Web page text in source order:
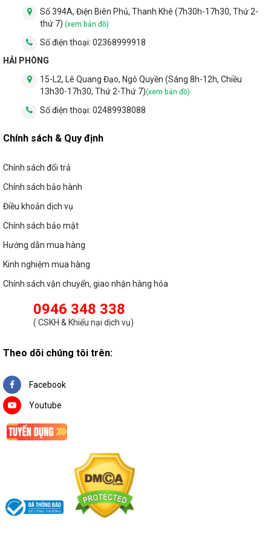
Dành cho lực lượng cứu hộ, an ninh: Dùng trong
các nhiệm vụ tìm kiếm, cứu hộ khẩn cấp.
4. Lựa chọn đèn Pin phù hợp
Khi chọn đèn pin, bạn nên cân nhắc các yếu tố như:
Mục đích sử dụng: Cá nhân, chuyên dụng hay công
việc đặc thù.
Cường độ ánh sáng (lumen)
thời gian sử dụng.
Thiết kế và độ bền
kích thước tiện lợi.
Với đa dạng mẫu mã và tính năng, đèn pin là công cụ
chiếu sáng không thể thiếu trong cuộc sống. Hãy lựa
lợi trong mọi tình huống nhé!
Số 394A, Điện Biên Phủ, Thanh Khê (7h30h-17h30, Thứ 2-
thứ 7) (xem bản đồ)
Số điện thoại: 02368999918
HẢI PHÒNG
15-L2, Lê Quang Đạo, Ngô Quyền (Sáng 8h-12h, Chiều
13h30-17h30, Thứ 2-Thứ 7)(xem bản đồ)
Số điện thoại: 02489938088
Chính sách & Quy định
Chính sách đổi trả
Chính sách bảo hành
Điều khoản dịch vụ
Chính sách bảo mật
Hướng dẫn mua hàng
Kinh nghiệm mua hàng
Chính sách vận chuyển, giao nhận hàng hóa
0946 348 338
( CSKH & Khiếu nại dịch vụ)
Theo dõi chúng tôi trên:
Facebook
Youtube